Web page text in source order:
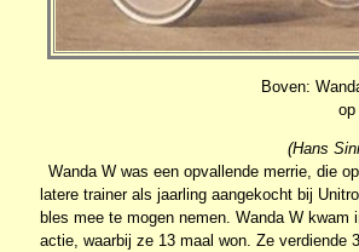
Boven:
op
(Hans
Wanda W was een opvallende merrie, die
latere trainer als jaarling aangekocht bij
bles mee te mogen nemen. Wanda W
actie, waarbij ze 13 maal won. Ze verdiende